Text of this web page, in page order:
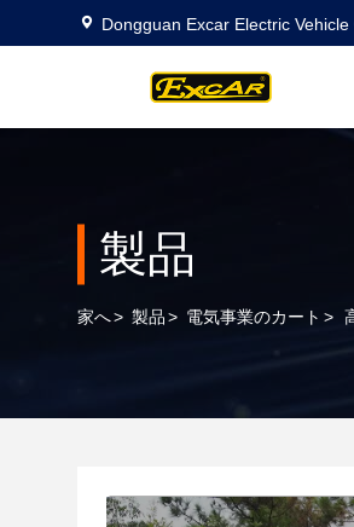
Dongguan Excar Electric Vehicle
製品
家へ> 製品> 電気事業のカート >